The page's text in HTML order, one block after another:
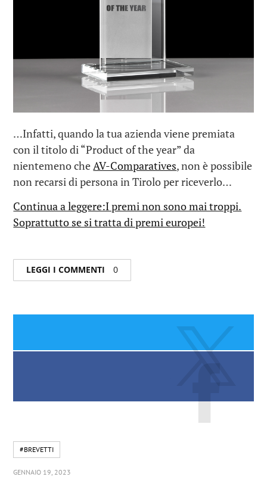
…Infatti, quando la tua azienda viene premiata
con il titolo di “Product of the year” da
nientemeno cheAV-Comparatives, non è possibile
non recarsi di persona in Tirolo per riceverlo…
Continua a leggere:I premi non sono mai troppi.
Soprattutto se si tratta di premi europei!
LEGGI I COMMENTI 0
#BREVETTI
GENNAIO 19, 2023